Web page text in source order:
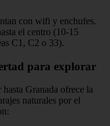
con wifi y enchufes.
el centro (10-15
C1, C2 o 33).
para explorar
Granada ofrece la
naturales por el